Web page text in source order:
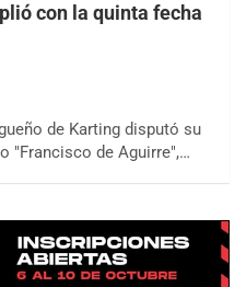
con la quinta fecha
de Karting disputó su
"Francisco de Aguirre",…